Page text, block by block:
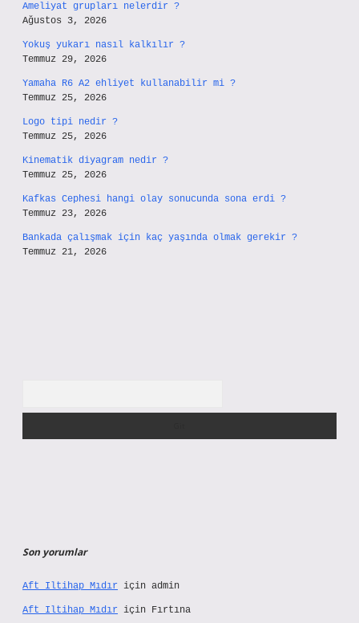
Ameliyat grupları nelerdir ?
Ağustos 3, 2026
Yokuş yukarı nasıl kalkılır ?
Temmuz 29, 2026
Yamaha R6 A2 ehliyet kullanabilir mi ?
Temmuz 25, 2026
Logo tipi nedir ?
Temmuz 25, 2026
Kinematik diyagram nedir ?
Temmuz 25, 2026
Kafkas Cephesi hangi olay sonucunda sona erdi ?
Temmuz 23, 2026
Bankada çalışmak için kaç yaşında olmak gerekir ?
Temmuz 21, 2026
Son yorumlar
Aft Iltihap Mıdır için admin
Aft Iltihap Mıdır için Fırtına